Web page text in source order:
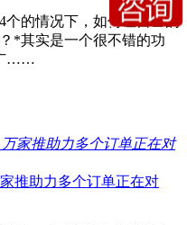
的情况下，如何让自己的
*其实是一个很不错的功
……
推助力多个订单正在对